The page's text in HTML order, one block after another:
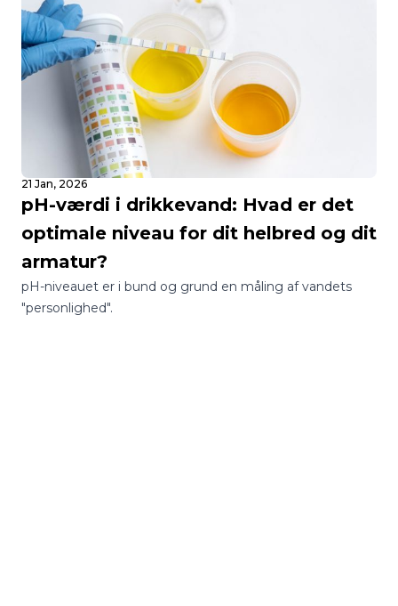
21 Jan, 2026
pH-værdi i drikkevand: Hvad er det
optimale niveau for dit helbred og dit
armatur?
pH-niveauet er i bund og grund en måling af vandets
"personlighed".